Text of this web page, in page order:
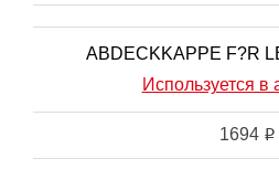
ABDECKKAPPE F?R
Используется в
1694 i